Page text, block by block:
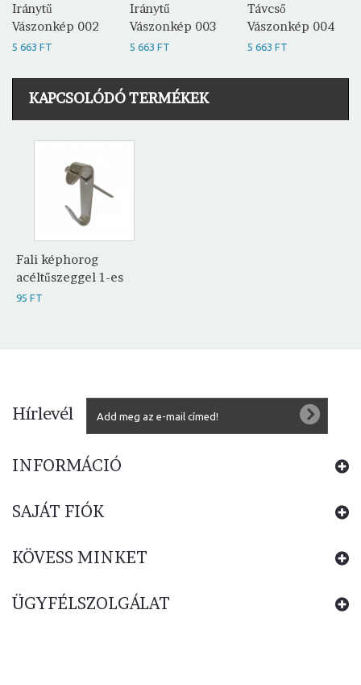
Iránytű
Vászonkép 002
5 663 FT
Iránytű
Vászonkép 003
5 663 FT
Távcső
Vászonkép 004
5 663 FT
KAPCSOLÓDÓ TERMÉKEK
Fali képhorog
acéltűszeggel 1-es
95 FT
Hírlevél
INFORMÁCIÓ
SAJÁT FIÓK
KÖVESS MINKET
ÜGYFÉLSZOLGÁLAT